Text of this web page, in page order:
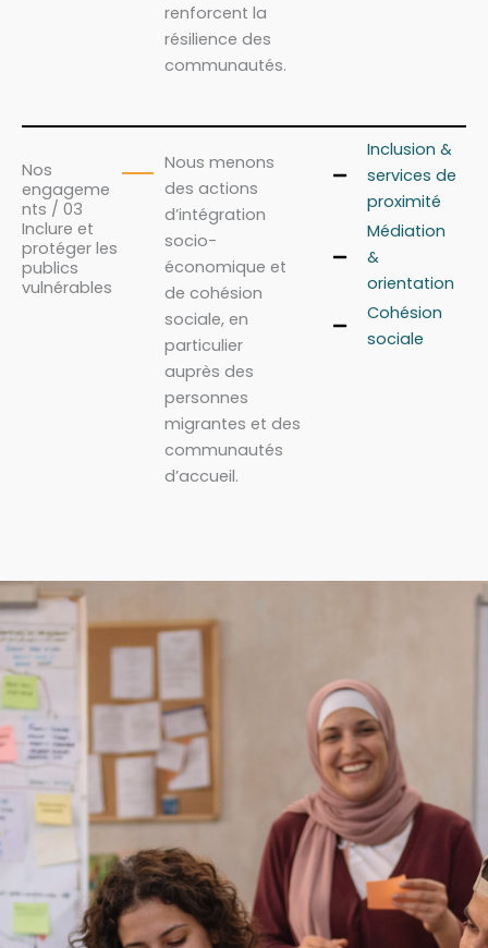
renforcent la
résilience des
communautés.
Nos
engageme
nts / 03
Inclure et
protéger les
publics
vulnérables
Nous menons
des actions
d’intégration
socio-
économique et
de cohésion
sociale, en
particulier
auprès des
personnes
migrantes et des
communautés
d’accueil.
Inclusion &
services de
proximité
Médiation
&
orientation
Cohésion
sociale